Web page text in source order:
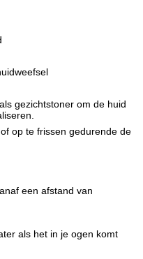
gezichtstoner om de huid
op te frissen gedurende de
een afstand van
als het in je ogen komt